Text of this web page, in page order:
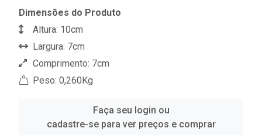
Dimensões do Produto
Altura: 10cm
Largura: 7cm
Comprimento: 7cm
Peso: 0,260Kg
Faça seu login ou
cadastre-se para ver preços e comprar